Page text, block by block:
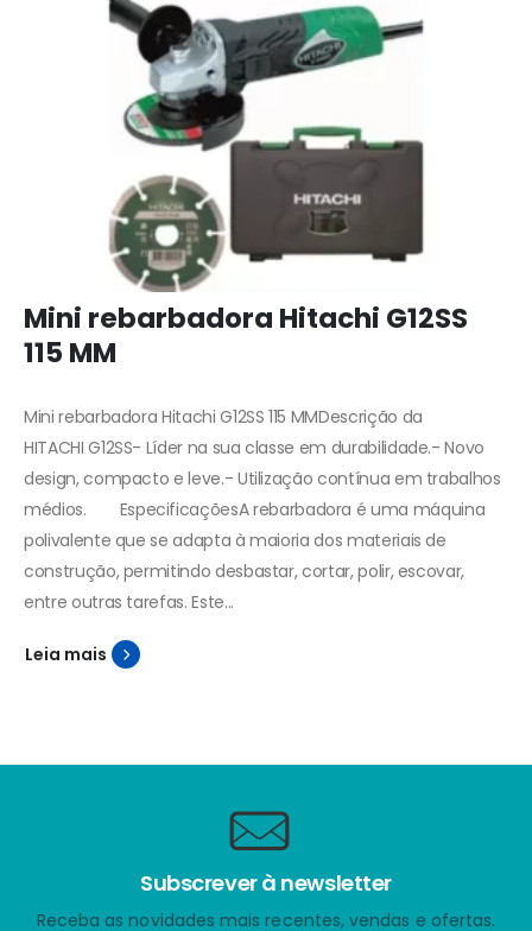
Mini rebarbadora Hitachi G12SS
115 MM
Mini rebarbadora Hitachi G12SS 115 MMDescrição da
HITACHI G12SS- Líder na sua classe em durabilidade.- Novo
design, compacto e leve.- Utilização contínua em trabalhos
médios.
EspecificaçõesA rebarbadora é uma máquina
polivalente que se adapta à maioria dos materiais de
construção, permitindo desbastar, cortar, polir, escovar,
entre outras tarefas. Este...
Leia mais
Subscrever à newsletter
Receba as novidades mais recentes, vendas e ofertas.